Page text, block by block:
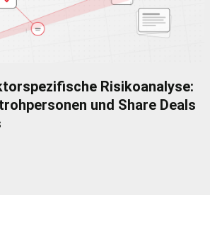
Risikoanalyse:
und Share Deals